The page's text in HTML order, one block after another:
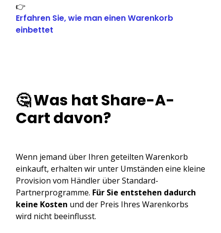
👉
Erfahren Sie, wie man einen Warenkorb
einbettet
🤔 Was hat Share-A-
Cart davon?
Wenn jemand über Ihren geteilten Warenkorb
einkauft, erhalten wir unter Umständen eine kleine
Provision vom Händler über Standard-
Partnerprogramme. Für Sie entstehen dadurch
keine Kosten und der Preis Ihres Warenkorbs
wird nicht beeinflusst.